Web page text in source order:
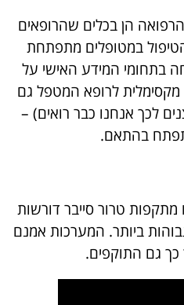
הן בכלים שהרופאים
במטופלים מתפתחת
בתחומי המידע האישי על
מקסימלית לרופא המטפל גם
לכך אנחנו כבר רואים) –
בהתאם.
טרור סייבר דורשות
ביותר. המערכות אמנם
גם התוקפים.